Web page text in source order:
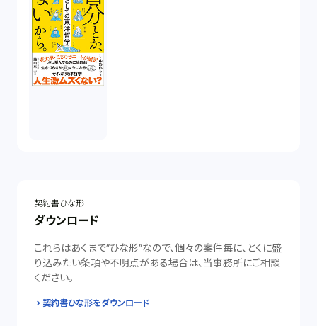
契約書ひな形
ダウンロード
これらはあくまで”ひな形”なので、個々の案件毎に、とくに盛
り込みたい条項や不明点がある場合は、当事務所にご相談
ください。
契約書ひな形をダウンロード